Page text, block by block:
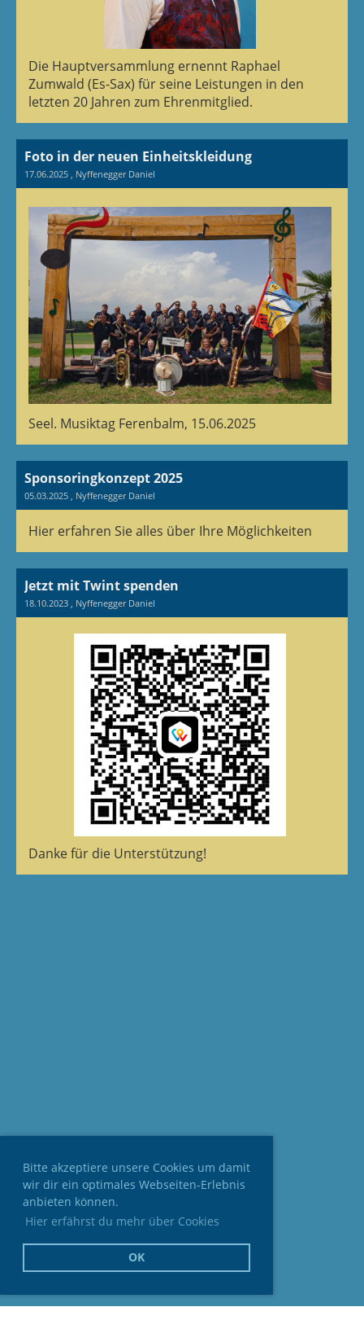
Bitte akzeptiere unsere Cookies um damit
wir dir ein optimales Webseiten-Erlebnis
anbieten können.
Hier erfährst du mehr über Cookies
OK
Die Hauptversammlung ernennt Raphael
Zumwald (Es-Sax) für seine Leistungen in den
letzten 20 Jahren zum Ehrenmitglied.
Foto in der neuen Einheitskleidung
17.06.2025 , Nyffenegger Daniel
Seel. Musiktag Ferenbalm, 15.06.2025
Sponsoringkonzept 2025
05.03.2025 , Nyffenegger Daniel
Hier erfahren Sie alles über Ihre Möglichkeiten
Jetzt mit Twint spenden
18.10.2023 , Nyffenegger Daniel
Danke für die Unterstützung!